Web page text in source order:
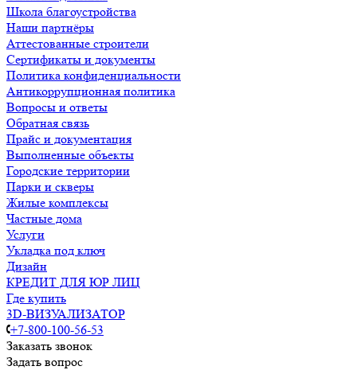
Школа благоустройства
Наши партнёры
Аттестованные строители
Сертификаты и документы
Политика конфиденциальности
Антикоррупционная политика
Вопросы и ответы
Обратная связь
Прайс и документация
Выполненные объекты
Городские территории
Парки и скверы
Жилые комплексы
Частные дома
Услуги
Укладка под ключ
Дизайн
КРЕДИТ ДЛЯ ЮР ЛИЦ
Где купить
3D-ВИЗУАЛИЗАТОР
+7-800-100-56-53
Заказать звонок
Задать вопрос